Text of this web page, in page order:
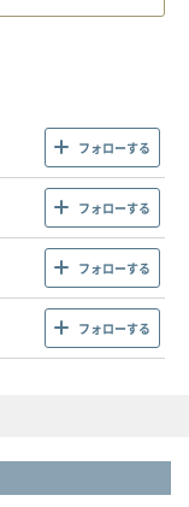
フォローする
フォローする
フォローする
フォローする